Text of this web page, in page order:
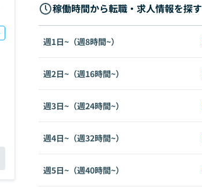
稼働時間から転職・求人情報を探す
週1日~（週8時間~）
週2日~（週16時間~）
週3日~（週24時間~）
週4日~（週32時間~）
週5日~（週40時間~）